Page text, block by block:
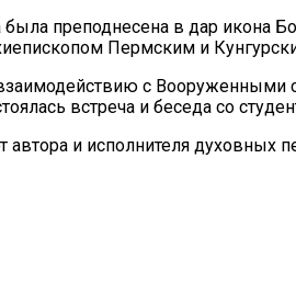
была преподнесена в дар
Пермским и
с
встреча и беседа со
и исполнителя духовных